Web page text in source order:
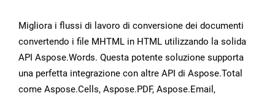
Migliora i flussi di lavoro di conversione dei documenti
convertendo i file MHTML in HTML utilizzando la solida
API Aspose.Words. Questa potente soluzione supporta
una perfetta integrazione con altre API di Aspose.Total
come Aspose.Cells, Aspose.PDF, Aspose.Email,